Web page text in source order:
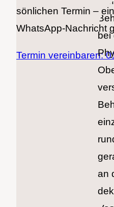
sön­li­chen Ter­min –
Whats­App-Nach­richt
Ter­min ver­ein­ba­ren: